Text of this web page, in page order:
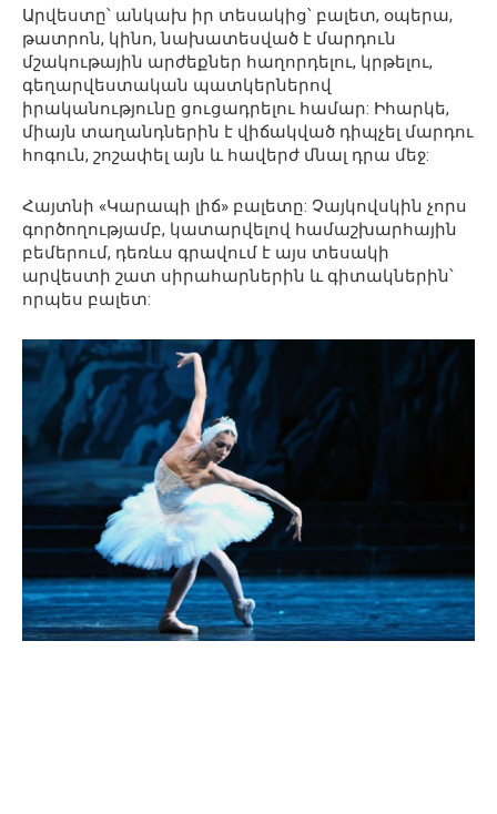
Արվեստը՝ անկախ իր տեսակից՝ բալետ, օպերա,
թատրոն, կինո, նախատեսված է մարդուն
մշակութային արժեքներ հաղորդելու, կրթելու,
գեղարվեստական ​​պատկերներով
իրականությունը ցուցադրելու համար: Իհարկե,
միայն տաղանդներին է վիճակված դիպչել մարդու
հոգուն, շոշափել այն և հավերժ մնալ դրա մեջ:
Հայտնի «Կարապի լիճ» բալետը: Չայկովսկին չորս
գործողությամբ, կատարվելով համաշխարհային
բեմերում, դեռևս գրավում է այս տեսակի
արվեստի շատ սիրահարներին և գիտակներին՝
որպես բալետ: